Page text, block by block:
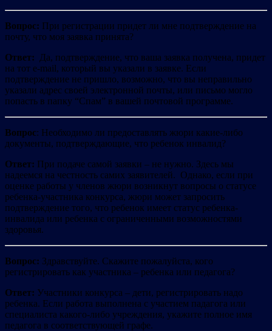
Вопрос: При регистрации придет ли мне подтверждение на
почту, что моя заявка принята?
Ответ: Да, подтверждение, что ваша заявка получена, придет
на тот e-mail, который вы указали в заявке. Если
подтверждение не пришло, возможно, что вы неправильно
указали адрес своей электронной почты, или письмо могло
попасть в папку “Спам” в вашей почтовой программе.
Вопрос: Необходимо ли предоставлять жюри какие-либо
документы, подтверждающие, что ребенок инвалид?
Ответ: При подаче самой заявки – не нужно. Здесь мы
надеемся на честность самих заявителей. Однако, если при
оценке работы у членов жюри возникнут вопросы о статусе
ребенка-участника конкурса, жюри может запросить
подтверждение того, что ребенок имеет статус ребенка-
инвалида или ребенка с ограниченными возможностями
здоровья.
Вопрос: Здравствуйте. Скажите пожалуйста, кого
регистрировать как участника – ребенка или педагога?
Ответ: Участники конкурса – дети, регистрировать надо
ребенка. Если работа выполнена с участием падагога или
специалиста какого-либо учреждения, укажите полное имя
педагога в соответствующей графе.